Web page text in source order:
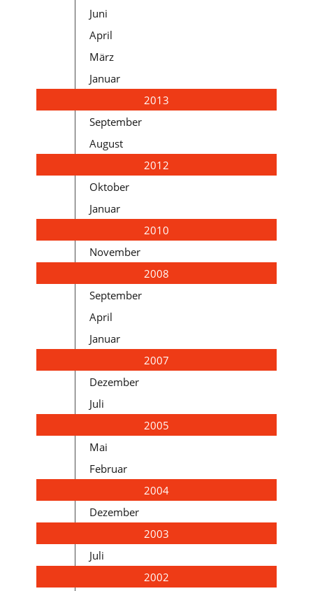
Juni
April
März
Januar
2013
September
August
2012
Oktober
Januar
2010
November
2008
September
April
Januar
2007
Dezember
Juli
2005
Mai
Februar
2004
Dezember
2003
Juli
2002